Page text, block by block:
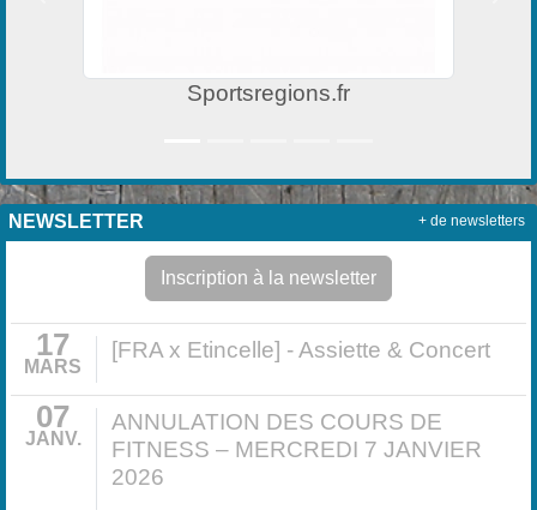
Sportsregions.fr
NEWSLETTER
Inscription à la newsletter
17
MARS
[FRA x Etincelle] - Assiette & Concert
07
JANV.
ANNULATION DES COURS DE
FITNESS – MERCREDI 7 JANVIER
2026
+ de newsletters